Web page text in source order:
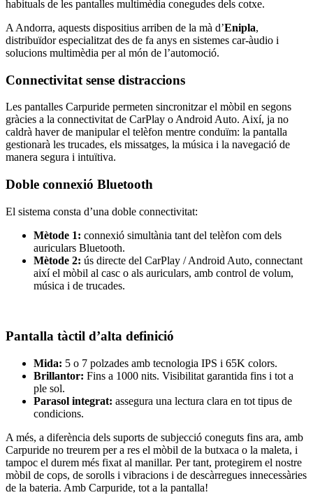
habituals de les pantalles multimèdia conegudes dels cotxe.
A Andorra, aquests dispositius arriben de la mà d’Enipla,
distribuïdor especialitzat des de fa anys en sistemes car-àudio i
solucions multimèdia per al món de l’automoció.
Connectivitat sense distraccions
Les pantalles Carpuride permeten sincronitzar el mòbil en segons
gràcies a la connectivitat de CarPlay o Android Auto. Així, ja no
caldrà haver de manipular el telèfon mentre conduïm: la pantalla
gestionarà les trucades, els missatges, la música i la navegació de
manera segura i intuïtiva.
Doble connexió Bluetooth
El sistema consta d’una doble connectivitat:
Mètode 1: connexió simultània tant del telèfon com dels
auriculars Bluetooth.
Mètode 2: ús directe del CarPlay / Android Auto, connectant
així el mòbil al casc o als auriculars, amb control de volum,
música i de trucades.
Pantalla tàctil d’alta definició
Mida: 5 o 7 polzades amb tecnologia IPS i 65K colors.
Brillantor: Fins a 1000 nits. Visibilitat garantida fins i tot a
ple sol.
Parasol integrat: assegura una lectura clara en tot tipus de
condicions.
A més, a diferència dels suports de subjecció coneguts fins ara, amb
Carpuride no treurem per a res el mòbil de la butxaca o la maleta, i
tampoc el durem més fixat al manillar. Per tant, protegirem el nostre
mòbil de cops, de sorolls i vibracions i de descàrregues innecessàries
de la bateria. Amb Carpuride, tot a la pantalla!